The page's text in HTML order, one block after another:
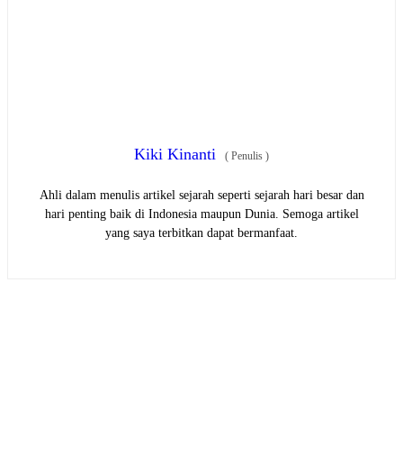
Kiki Kinanti ( Penulis )
Ahli dalam menulis artikel sejarah seperti sejarah hari besar dan
hari penting baik di Indonesia maupun Dunia. Semoga artikel
yang saya terbitkan dapat bermanfaat.